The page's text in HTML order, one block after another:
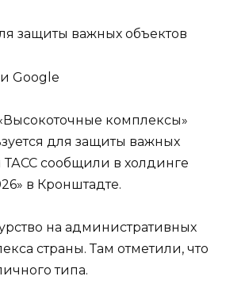
защиты важных объектов
Google
комплексы»
для защиты важных
ТАСС сообщили в холдинге
в Кронштадте.
на административных
страны. Там отметили, что
типа.